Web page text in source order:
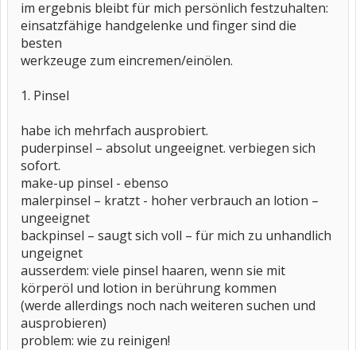
im ergebnis bleibt für mich persönlich festzuhalten:
einsatzfähige handgelenke und finger sind die
besten
werkzeuge zum eincremen/einölen.
1. Pinsel
habe ich mehrfach ausprobiert.
puderpinsel – absolut ungeeignet. verbiegen sich
sofort.
make-up pinsel - ebenso
malerpinsel – kratzt - hoher verbrauch an lotion –
ungeeignet
backpinsel – saugt sich voll – für mich zu unhandlich
ungeignet
ausserdem: viele pinsel haaren, wenn sie mit
körperöl und lotion in berührung kommen
(werde allerdings noch nach weiteren suchen und
ausprobieren)
problem: wie zu reinigen!